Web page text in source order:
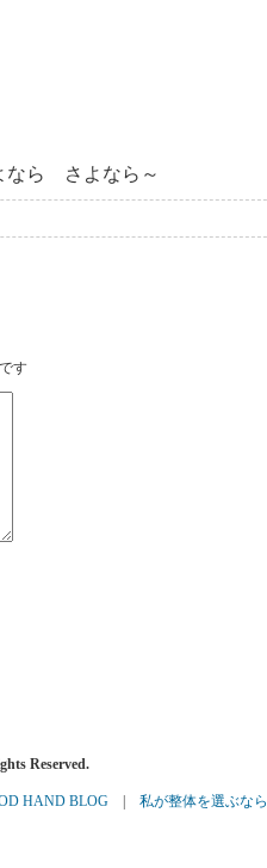
なら さよなら～
す
Reserved.
HAND BLOG 私が整体を選ぶなら